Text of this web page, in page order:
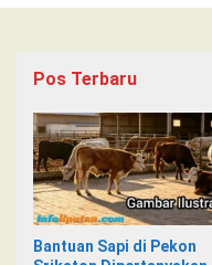
Pos Terbaru
Bantuan Sapi di Pekon